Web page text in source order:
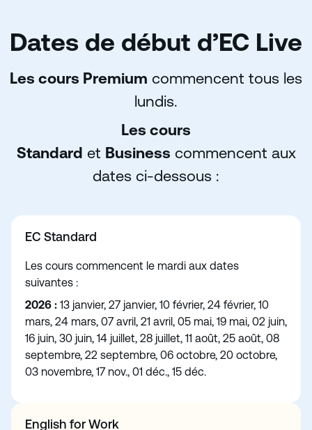
Dates de début d’EC Live
Les cours Premium commencent tous les
lundis.
Les cours
Standard et Business commencent aux
dates ci-dessous :
EC Standard
Les cours commencent le mardi aux dates
suivantes :
2026 : 13 janvier, 27 janvier, 10 février, 24 février, 10
mars, 24 mars, 07 avril, 21 avril, 05 mai, 19 mai, 02 juin,
16 juin, 30 juin, 14 juillet, 28 juillet, 11 août, 25 août, 08
septembre, 22 septembre, 06 octobre, 20 octobre,
03 novembre, 17 nov., 01 déc., 15 déc.
English for Work